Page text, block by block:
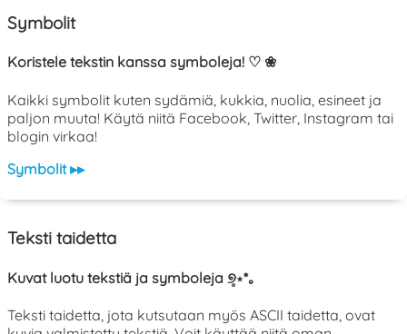
Symbolit
Koristele tekstin kanssa symboleja! ♡ ❀
Kaikki symbolit kuten sydämiä, kukkia, nuolia, esineet ja
paljon muuta! Käytä niitä Facebook, Twitter, Instagram tai
blogin virkaa!
Symbolit ▸▸
Teksti taidetta
Kuvat luotu tekstiä ja symboleja ୭̥⋆*｡
Teksti taidetta, jota kutsutaan myös ASCII taidetta, ovat